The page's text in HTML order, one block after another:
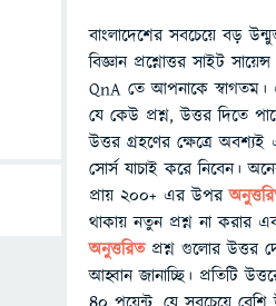
বাংলাদেশের সবচেয়ে বড়
বিজ্ঞান প্রশ্নোত্তর সাইট সায়েন্স
QnA তে আপনাকে স্বাগতম।
যে কেউ প্রশ্ন, উত্তর দিতে
উত্তর গ্রহণের ক্ষেত্রে
সোর্স যাচাই করে নিবেন।
প্রায় ২০০+ এর উপর
থাকায় নতুন প্রশ্ন না করার
অনুত্তরিত প্রশ্ন গুলোর উত্তর
আহ্বান জানাচ্ছি। প্রতিটি